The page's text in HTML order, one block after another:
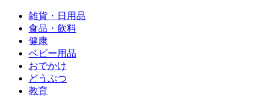
雑貨・日用品
食品・飲料
健康
ベビー用品
おでかけ
どうぶつ
教育